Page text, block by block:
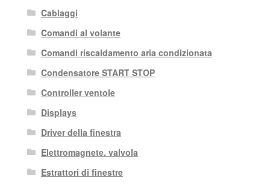
Cablaggi
Comandi al volante
Comandi riscaldamento aria condizionata
Condensatore START STOP
Controller ventole
Displays
Driver della finestra
Elettromagnete. valvola
Estrattori di finestre